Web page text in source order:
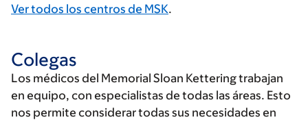
Ver todos los centros de MSK.
Colegas
Los médicos del Memorial Sloan Kettering trabajan
en equipo, con especialistas de todas las áreas. Esto
nos permite considerar todas sus necesidades en